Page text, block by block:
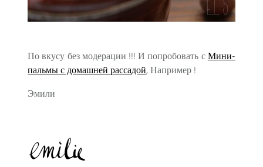
По вкусу без модерации !!! И попробовать сМини-
пальмы с домашней рассадой, Например !
Эмили